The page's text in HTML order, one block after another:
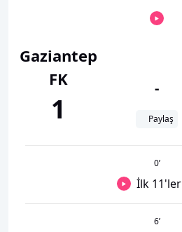
Gaziantep
FK
1
-
Paylaş
0’
İlk 11'ler
6’